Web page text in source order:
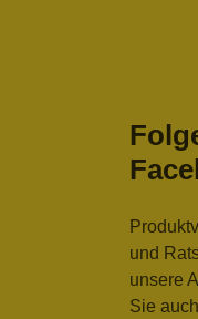
und
unsere
Sie